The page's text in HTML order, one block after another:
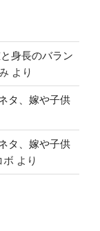
身長のバラン
より
タ、嫁や子供
タ、嫁や子供
ボ より